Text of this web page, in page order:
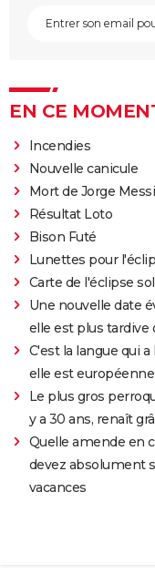
EN CE
Incendies
Nouvelle canicule
Mort de Jorge Messi
Résultat Loto
Bison Futé
Lunettes pour
Carte de l'éclipse
Une nouvelle date
elle est plus tardive
C'est la langue qui
elle est européenne
Le plus gros
y a 30 ans, renaît
Quelle amende en
devez absolument
vacances